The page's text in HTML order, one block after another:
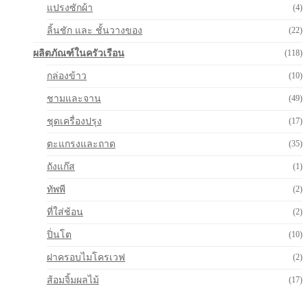
แปรงซักผ้า (4)
ลิ้นชัก และ ชั้นวางของ (22)
ผลิตภัณฑ์ในครัวเรือน (118)
กล่องข้าว (10)
ชามและจาน (49)
ชุดเครื่องปรุง (17)
ตะแกรงและถาด (35)
ถังแก๊ส (1)
ทัพพี (2)
ที่ใส่ช้อน (2)
ปิ่นโต (10)
ฝาครอบไมโครเวฟ (2)
ส้อมจิ้มผลไม้ (17)